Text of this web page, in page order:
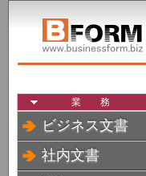
業務
ビジネス文書
社内文書